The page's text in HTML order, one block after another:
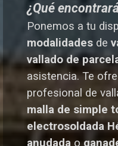
¿Qué
Ponemos a tu
modalidades de
vallado de
asistencia. Te o
profesional de
malla de simple
electrosoldada
anudada o